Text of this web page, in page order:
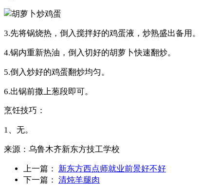
3.先将锅烧热，倒入搅拌好的鸡蛋液，炒熟盛出备用。
4.锅内重新热油，倒入切好的胡萝卜快速翻炒。
5.倒入炒好的鸡蛋翻炒均匀。
6.出锅前撒上葱段即可。
烹饪技巧：
1、无。
来源： 乌鲁木齐新东方技工学校
上一篇： 新东方西点师就业前景好不好
下一篇： 清炖羊腿肉